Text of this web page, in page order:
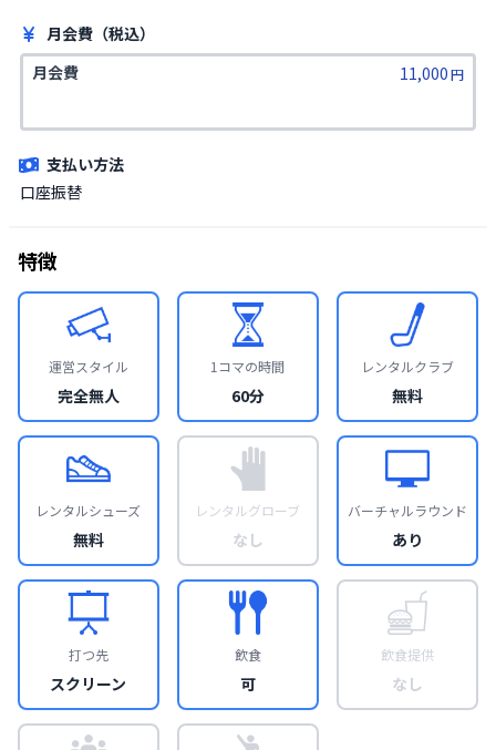
月会費（税込）
月会費
11,000円
支払い方法
口座振替
特徴
運営スタイル
完全無人
1コマの時間
60分
レンタルクラブ
無料
レンタルシューズ
無料
レンタルグローブ
なし
バーチャルラウンド
あり
打つ先
スクリーン
飲食
可
飲食提供
なし